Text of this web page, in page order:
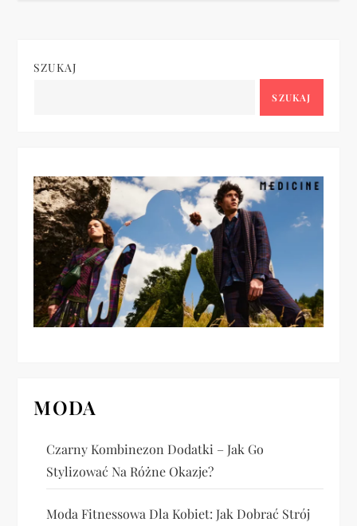
c
w
p
i
s
u
SZUKAJ
SZUKAJ
MODA
Czarny Kombinezon Dodatki – Jak Go
Stylizować Na Różne Okazje?
Moda Fitnessowa Dla Kobiet: Jak Dobrać Strój